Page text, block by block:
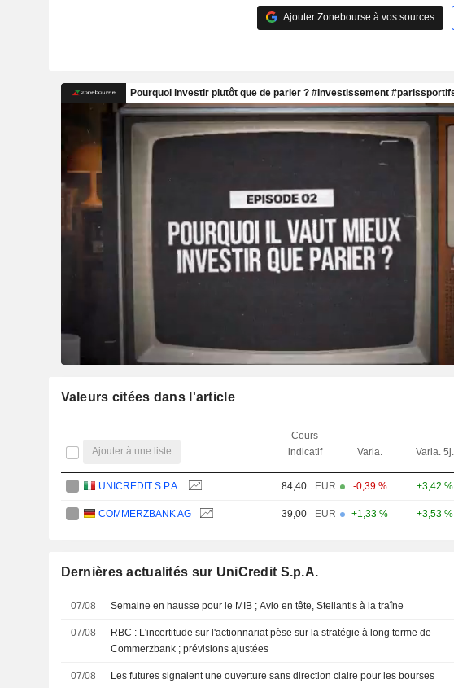
Ajouter Zonebourse à vos sources
Valeurs citées dans l'article
Ajouter à une liste
Cours
indicatif
Varia. Varia. 5j.
UNICREDIT S.P.A. 84,40 EUR -0,39 % +3,42 %
COMMERZBANK AG 39,00 EUR +1,33 % +3,53 %
Dernières actualités sur UniCredit S.p.A.
07/08 Semaine en hausse pour le MIB ; Avio en tête, Stellantis à la traîne
07/08
RBC : L'incertitude sur l'actionnariat pèse sur la stratégie à long terme de
Commerzbank ; prévisions ajustées
07/08 Les futures signalent une ouverture sans direction claire pour les bourses